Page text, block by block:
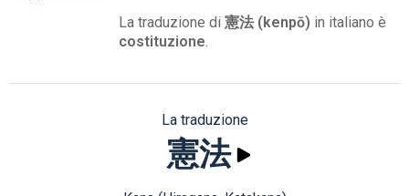
La traduzione di 憲法 (kenpō) in italiano è
costituzione.
La traduzione
憲法